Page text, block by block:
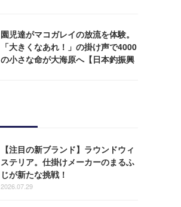
園児達がマコガレイの放流を体験。
「大きくなあれ！」の掛け声で4000
の小さな命が大海原へ【日本釣振興
【注目の新ブランド】ラウンドウィ
ステリア。仕掛けメーカーのまるふ
じが新たな挑戦！
2026.07.29